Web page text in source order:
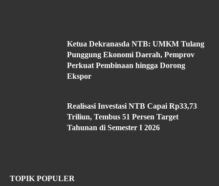
Ketua Dekranasda NTB: UMKM Tulang
Punggung Ekonomi Daerah, Pemprov
Perkuat Pembinaan hingga Dorong
Ekspor
Realisasi Investasi NTB Capai Rp33,73
Triliun, Tembus 51 Persen Target
Tahunan di Semester I 2026
TOPIK POPULER